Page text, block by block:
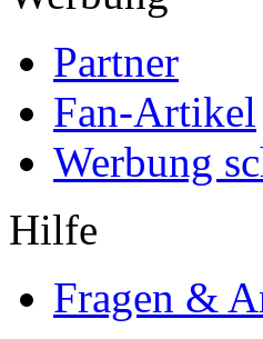
Partner
Fan-Artikel
Werbung
Hilfe
Fragen &